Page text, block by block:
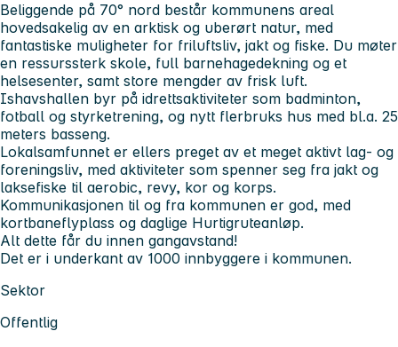
Beliggende på 70° nord består kommunens areal
hovedsakelig av en arktisk og uberørt natur, med
fantastiske muligheter for friluftsliv, jakt og fiske. Du møter
en ressurssterk skole, full barnehagedekning og et
helsesenter, samt store mengder av frisk luft.
Ishavshallen byr på idrettsaktiviteter som badminton,
fotball og styrketrening, og nytt flerbruks hus med bl.a. 25
meters basseng.
Lokalsamfunnet er ellers preget av et meget aktivt lag- og
foreningsliv, med aktiviteter som spenner seg fra jakt og
laksefiske til aerobic, revy, kor og korps.
Kommunikasjonen til og fra kommunen er god, med
kortbaneflyplass og daglige Hurtigruteanløp.
Alt dette får du innen gangavstand!
Det er i underkant av 1000 innbyggere i kommunen.
Sektor
Offentlig